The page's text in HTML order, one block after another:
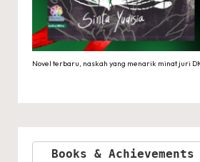
Novel terbaru, naskah yang menarik minat juri
Books & Achievements